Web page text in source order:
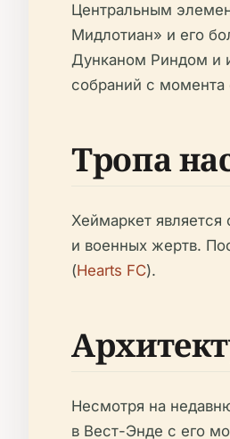
Центральным
Мидлотиан» и его
Дунканом Риндом и
собраний с момента
Тропа
Хеймаркет
и военных жертв.
(Hearts FC).
Несмотря на
в Вест-Энде с его